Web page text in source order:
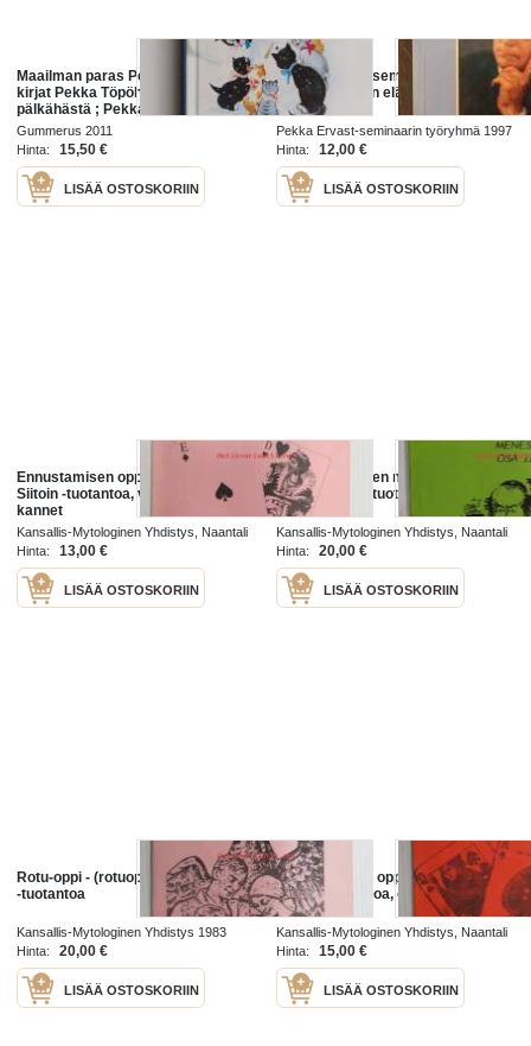
Maailman paras Pekka Töpöhäntä :
kirjat Pekka Töpöhäntä pääsee
pälkähästä ; Pekka Töpöhäntä ja
Mauri Mäyräkoira ; Kiri kiri, Pekka
Töpöhäntä ; Pekka Töpöhäntä ja ...
Gummerus 2011
Hinta:
15,50 €
LISÄÄ OSTOSKORIIN
Pekka Ervast-seminaari 1997.
Pekka Ervastin elämä ja työ
Pekka Ervast-seminaarin työryhmä 1997
Hinta:
12,00 €
LISÄÄ OSTOSKORIIN
Ennustamisen oppikirja - Pekka
Siitoin -tuotantoa, vaaleanpunaiset
kannet
Kansallis-Mytologinen Yhdistys, Naantali
Hinta:
13,00 €
LISÄÄ OSTOSKORIIN
Miksi juutalainen menestyy osa III -
Pekka Siitoin -tuotantoa
Kansallis-Mytologinen Yhdistys, Naantali
1993
Hinta: 20,00 €
LISÄÄ OSTOSKORIIN
Rotu-oppi - (rotuoppi) Pekka Siitoin
-tuotantoa
Kansallis-Mytologinen Yhdistys 1983
Hinta:
20,00 €
LISÄÄ OSTOSKORIIN
Ennustamisen oppikirja - Pekka
Siitoin -tuotantoa, oranssit kannet
Kansallis-Mytologinen Yhdistys, Naantali
Hinta:
15,00 €
LISÄÄ OSTOSKORIIN